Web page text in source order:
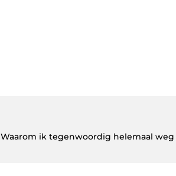
Waarom ik tegenwoordig helemaal weg